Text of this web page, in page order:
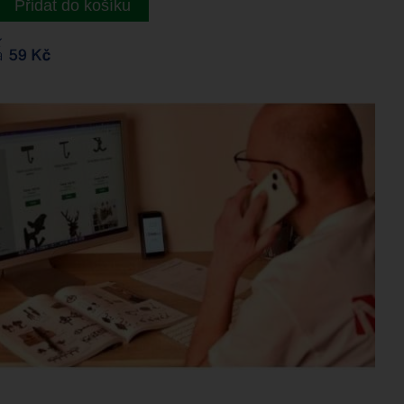
Přidat do košíku